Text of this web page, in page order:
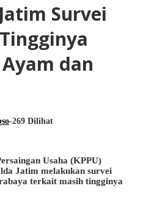
Survei
dan
-269 Dilihat
Usaha (KPPU)
Jatim melakukan survei
terkait masih tingginya